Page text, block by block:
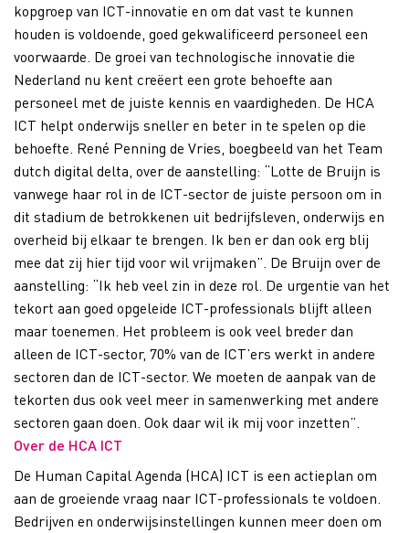
kopgroep van ICT-innovatie en om dat vast te kunnen
houden is voldoende, goed gekwalificeerd personeel een
voorwaarde. De groei van technologische innovatie die
Nederland nu kent creëert een grote behoefte aan
personeel met de juiste kennis en vaardigheden. De HCA
ICT helpt onderwijs sneller en beter in te spelen op die
behoefte. René Penning de Vries, boegbeeld van het Team
dutch digital delta, over de aanstelling: “Lotte de Bruijn is
vanwege haar rol in de ICT-sector de juiste persoon om in
dit stadium de betrokkenen uit bedrijfsleven, onderwijs en
overheid bij elkaar te brengen. Ik ben er dan ook erg blij
mee dat zij hier tijd voor wil vrijmaken”. De Bruijn over de
aanstelling: “Ik heb veel zin in deze rol. De urgentie van het
tekort aan goed opgeleide ICT-professionals blijft alleen
maar toenemen. Het probleem is ook veel breder dan
alleen de ICT-sector, 70% van de ICT’ers werkt in andere
sectoren dan de ICT-sector. We moeten de aanpak van de
tekorten dus ook veel meer in samenwerking met andere
sectoren gaan doen. Ook daar wil ik mij voor inzetten”.
Over de HCA ICT
De Human Capital Agenda (HCA) ICT is een actieplan om
aan de groeiende vraag naar ICT-professionals te voldoen.
Bedrijven en onderwijsinstellingen kunnen meer doen om